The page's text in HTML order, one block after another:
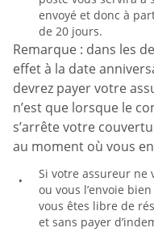
envoyé et donc à
de 20 jours.
Remarque : dans les
effet à la date
devrez payer votre
n’est que lorsque le
s’arrête votre
au moment où vous
Si votre assureur ne
ou vous l’envoie
vous êtes libre de
et sans payer